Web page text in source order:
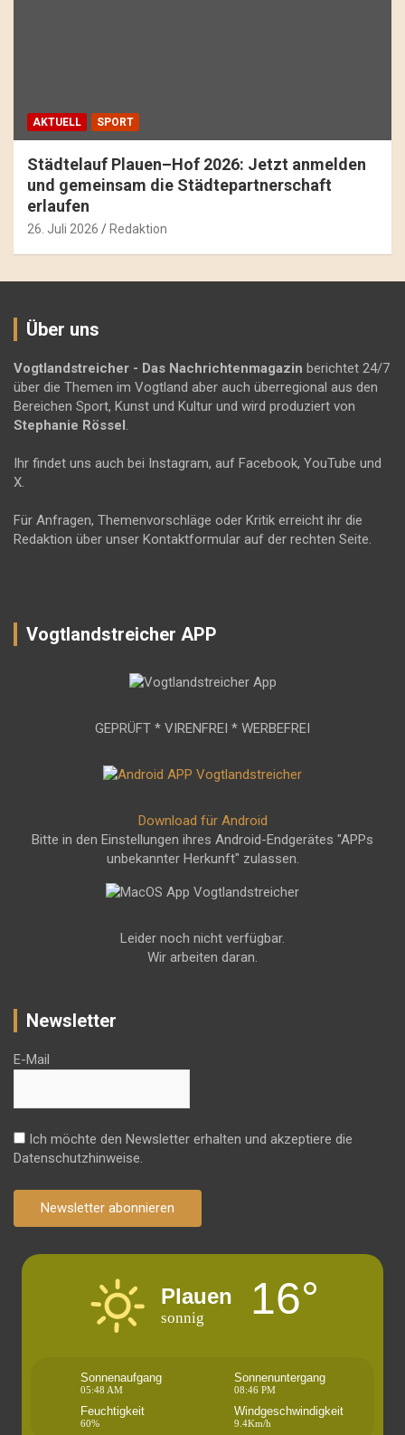
AKTUELL SPORT
Städtelauf Plauen–Hof 2026: Jetzt anmelden
und gemeinsam die Städtepartnerschaft
erlaufen
26. Juli 2026 Redaktion
Über uns
Vogtlandstreicher - Das Nachrichtenmagazin berichtet 24/7
über die Themen im Vogtland aber auch überregional aus den
Bereichen Sport, Kunst und Kultur und wird produziert von
Stephanie Rössel.
Ihr findet uns auch bei Instagram, auf Facebook, YouTube und
X.
Für Anfragen, Themenvorschläge oder Kritik erreicht ihr die
Redaktion über unser Kontaktformular auf der rechten Seite.
Vogtlandstreicher APP
GEPRÜFT * VIRENFREI * WERBEFREI
Download für Android
Bitte in den Einstellungen ihres Android-Endgerätes "APPs
unbekannter Herkunft" zulassen.
Leider noch nicht verfügbar.
Wir arbeiten daran.
Newsletter
E-Mail
Ich möchte den Newsletter erhalten und akzeptiere die
Datenschutzhinweise.
Newsletter abonnieren
Plauen
sonnig 16°
Sonnenaufgang
05:48 AM
Sonnenuntergang
08:46 PM
Feuchtigkeit
60%
Windgeschwindigkeit
9.4Km/h